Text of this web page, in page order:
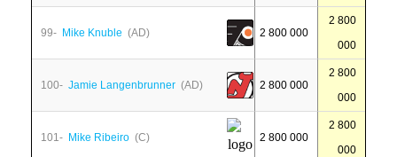
99- Mike Knuble (AD) 2 800 000
2 800
000
100- Jamie Langenbrunner (AD) 2 800 000
2 800
000
101- Mike Ribeiro (C) 2 800 000
2 800
000